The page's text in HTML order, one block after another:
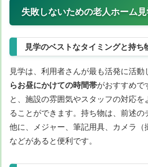
失敗しないための老人ホーム
見学のベストなタイミングと持ち
見学は、利用者さんが最も活発に活動
らお昼にかけての時間帯がおすすめで
と、施設の雰囲気やスタッフの対応を
ることができます。持ち物は、前述の
他に、メジャー、筆記用具、カメラ（
などがあると便利です。